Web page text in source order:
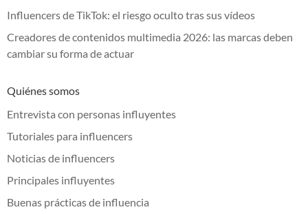
Influencers de TikTok: el riesgo oculto tras sus vídeos
Creadores de contenidos multimedia 2026: las marcas deben
cambiar su forma de actuar
Quiénes somos
Entrevista con personas influyentes
Tutoriales para influencers
Noticias de influencers
Principales influyentes
Buenas prácticas de influencia